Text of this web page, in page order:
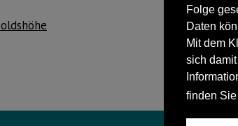
Folge
Daten
Mit dem
sich
finden